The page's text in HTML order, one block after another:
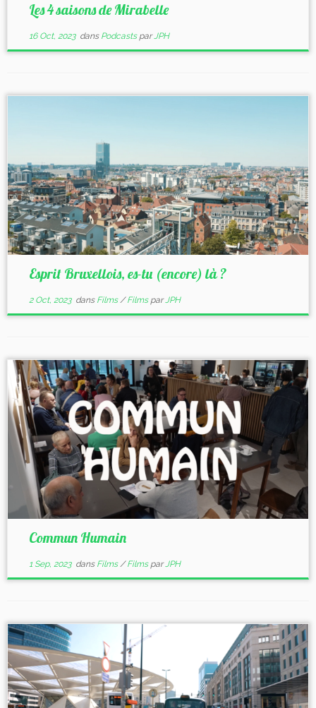
Les 4 saisons de Mirabelle
16 Oct, 2023dans Podcasts parJPH
Esprit Bruxellois, es-tu (encore) là ?
2 Oct, 2023dans Films/Films parJPH
Commun Humain
1 Sep, 2023dans Films/Films parJPH